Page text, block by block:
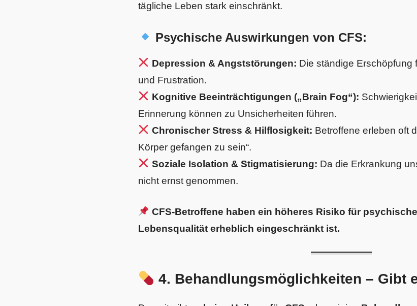
tägliche Leben stark einschränkt.
Psychische Auswirkungen von CFS:
Depression & Angststörungen: Die ständige Erschöpfung
und Frustration.
Kognitive Beeinträchtigungen („Brain Fog“):
Erinnerung können zu Unsicherheiten führen.
Chronischer Stress & Hilflosigkeit: Betroffene erleben oft
Körper gefangen zu sein“.
Soziale Isolation & Stigmatisierung: Da die Erkrankung
nicht ernst genommen.
CFS-Betroffene haben ein höheres Risiko für
Lebensqualität erheblich eingeschränkt ist.
4. Behandlungsmöglichkeiten – Gibt